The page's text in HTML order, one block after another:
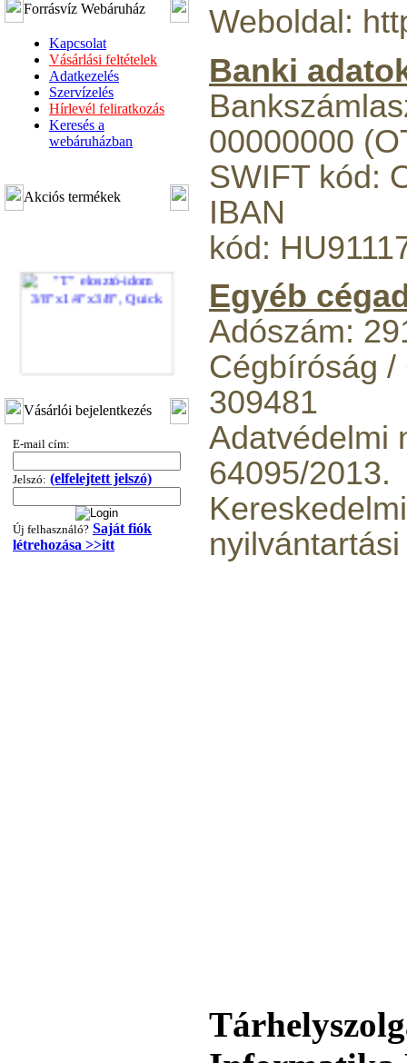
Forrásvíz Webáruház
Kapcsolat
Vásárlási feltételek
Adatkezelés
Szervízelés
Hírlevél feliratkozás
Keresés a
webáruházban
Akciós termékek
3/8"x1/4"x3/8", Quick
320,-Ft
---------
Vásárlói bejelentkezés
E-mail cím:
Jelszó: (elfelejtett jelszó)
Új felhasználó? Saját fiók
létrehozása >>itt
Weboldal:
Banki
00000000
SWIFT kód:
IBAN
kód:
Egyéb
Adószám:
Cégbíróság /
309481
Adatvédelmi
64095/2013.